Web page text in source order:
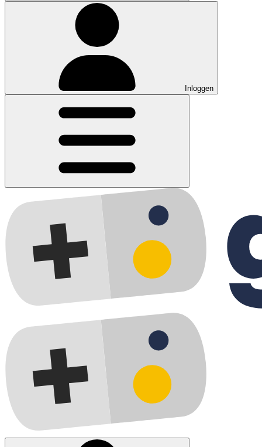
Inloggen